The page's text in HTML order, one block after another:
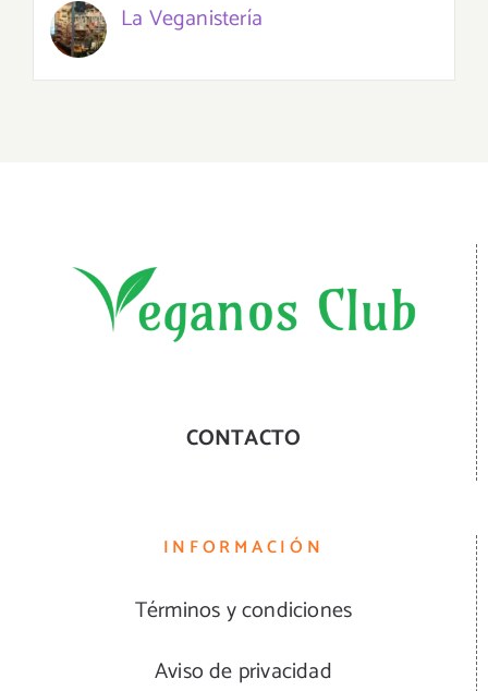
La Veganistería
CONTACTO
INFORMACIÓN
Términos y condiciones
Aviso de privacidad